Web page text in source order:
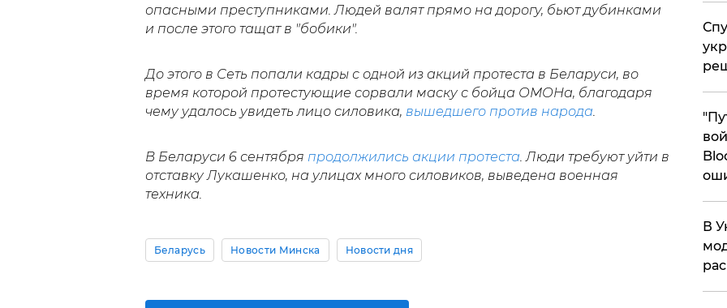
опасными преступниками. Людей валят прямо на дорогу, бьют дубинками
и после этого тащат в "бобики".
До этого в Сеть попали кадры с одной из акций протеста в Беларуси, во
время которой протестующие сорвали маску с бойца ОМОНа, благодаря
чему удалось увидеть лицо силовика, вышедшего против народа
В Беларуси 6 сентября продолжились акции протеста . Люди требуют уйти в
отставку Лукашенко, на улицах много силовиков, выведена военная
техника.
Беларусь Новости Минска Новости дня
В